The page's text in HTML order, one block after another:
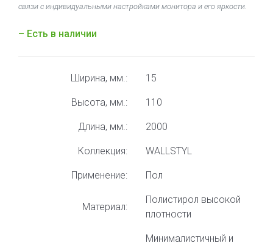
связи с индивидуальными настройками монитора и его яркости.
– Есть в наличии
Ширина, мм.: 15
Высота, мм.: 110
Длина, мм.: 2000
Коллекция: WALLSTYL
Применение: Пол
Материал:
Полистирол высокой
плотности
Минималистичный и